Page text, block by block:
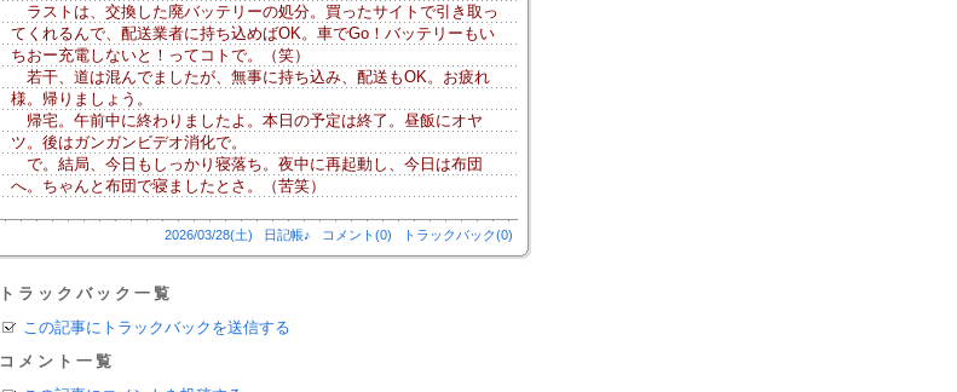
ラストは、交換した廃バッテリーの処分。買ったサイトで引き取っ
てくれるんで、配送業者に持ち込めばOK。車でGo！バッテリーもい
ちおー充電しないと！ってコトで。（笑）
若干、道は混んでましたが、無事に持ち込み、配送もOK。お疲れ
様。帰りましょう。
帰宅。午前中に終わりましたよ。本日の予定は終了。昼飯にオヤ
ツ。後はガンガンビデオ消化で。
で。結局、今日もしっかり寝落ち。夜中に再起動し、今日は布団
へ。ちゃんと布団で寝ましたとさ。（苦笑）
2026/03/28(土) 日記帳♪ コメント(0) トラックバック(0)
トラックバック一覧
この記事にトラックバックを送信する
コメント一覧